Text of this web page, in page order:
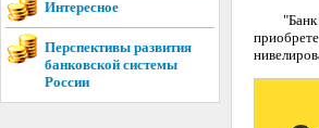
Интересное
Перспективы развития
банковской системы
России
"Банк